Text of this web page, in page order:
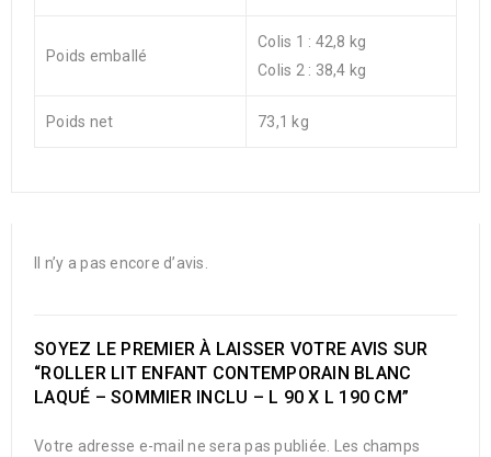
Poids emballé
Colis 1 : 42,8 kg
Colis 2 : 38,4 kg
Poids net 73,1 kg
Il n’y a pas encore d’avis.
SOYEZ LE PREMIER À LAISSER VOTRE AVIS SUR
“ROLLER LIT ENFANT CONTEMPORAIN BLANC
LAQUÉ – SOMMIER INCLU – L 90 X L 190 CM”
Votre adresse e-mail ne sera pas publiée.
Les champs